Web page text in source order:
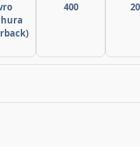
400